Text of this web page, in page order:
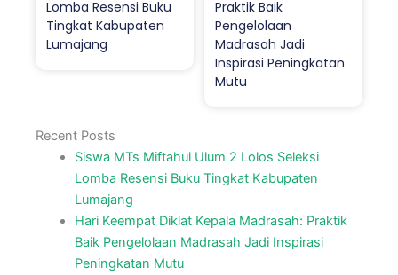
Lomba Resensi Buku
Tingkat Kabupaten
Lumajang
Praktik Baik
Pengelolaan
Madrasah Jadi
Inspirasi Peningkatan
Mutu
Recent Posts
Siswa MTs Miftahul Ulum 2 Lolos Seleksi
Lomba Resensi Buku Tingkat Kabupaten
Lumajang
Hari Keempat Diklat Kepala Madrasah: Praktik
Baik Pengelolaan Madrasah Jadi Inspirasi
Peningkatan Mutu